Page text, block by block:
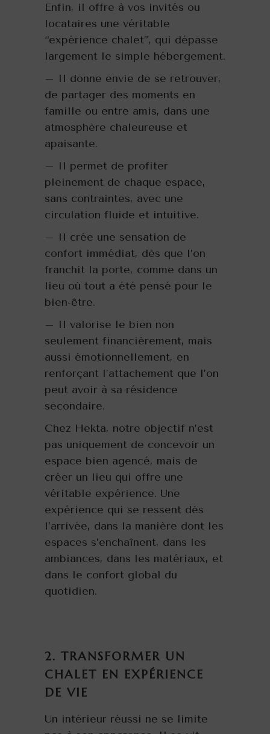
Enfin, il offre à vos invités ou
locataires une véritable
“expérience chalet”, qui dépasse
largement le simple hébergement.
– Il donne envie de se retrouver,
de partager des moments en
famille ou entre amis, dans une
atmosphère chaleureuse et
apaisante.
– Il permet de profiter
pleinement de chaque espace,
sans contraintes, avec une
circulation fluide et intuitive.
– Il crée une sensation de
confort immédiat, dès que l’on
franchit la porte, comme dans un
lieu où tout a été pensé pour le
bien-être.
– Il valorise le bien non
seulement financièrement, mais
aussi émotionnellement, en
renforçant l’attachement que l’on
peut avoir à sa résidence
secondaire.
Chez Hekta, notre objectif n’est
pas uniquement de concevoir un
espace bien agencé, mais de
créer un lieu qui offre une
véritable expérience. Une
expérience qui se ressent dès
l’arrivée, dans la manière dont les
espaces s’enchaînent, dans les
ambiances, dans les matériaux, et
dans le confort global du
quotidien.
2. TRANSFORMER UN
CHALET EN EXPÉRIENCE
DE VIE
Un intérieur réussi ne se limite